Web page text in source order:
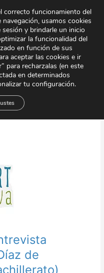
Área Privada Contacto
de
correcto funcionamiento del
usamos cookies
y brindarle un inicio
la funcionalidad del
en función de sus
aceptar las cookies e ir
para recharzalas (en este
en determinados
tu configuración.